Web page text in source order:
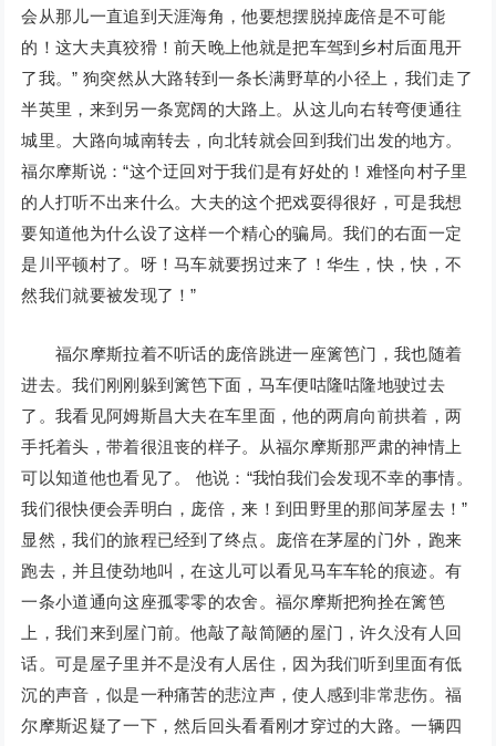
会从那儿一直追到天涯海角，他要想摆脱掉庞倍是不可能
的！这大夫真狡猾！前天晚上他就是把车驾到乡村后面甩开
了我。” 狗突然从大路转到一条长满野草的小径上，我们走了
半英里，来到另一条宽阔的大路上。从这儿向右转弯便通往
城里。大路向城南转去，向北转就会回到我们出发的地方。
福尔摩斯说：“这个迂回对于我们是有好处的！难怪向村子里
的人打听不出来什么。大夫的这个把戏耍得很好，可是我想
要知道他为什么设了这样一个精心的骗局。我们的右面一定
是川平顿村了。呀！马车就要拐过来了！华生，快，快，不
然我们就要被发现了！”
福尔摩斯拉着不听话的庞倍跳进一座篱笆门，我也随着
进去。我们刚刚躲到篱笆下面，马车便咕隆咕隆地驶过去
了。我看见阿姆斯昌大夫在车里面，他的两肩向前拱着，两
手托着头，带着很沮丧的样子。从福尔摩斯那严肃的神情上
可以知道他也看见了。 他说：“我怕我们会发现不幸的事情。
我们很快便会弄明白，庞倍，来！到田野里的那间茅屋去！”
显然，我们的旅程已经到了终点。庞倍在茅屋的门外，跑来
跑去，并且使劲地叫，在这儿可以看见马车车轮的痕迹。有
一条小道通向这座孤零零的农舍。福尔摩斯把狗拴在篱笆
上，我们来到屋门前。他敲了敲简陋的屋门，许久没有人回
话。可是屋子里并不是没有人居住，因为我们听到里面有低
沉的声音，似是一种痛苦的悲泣声，使人感到非常悲伤。福
尔摩斯迟疑了一下，然后回头看看刚才穿过的大路。一辆四